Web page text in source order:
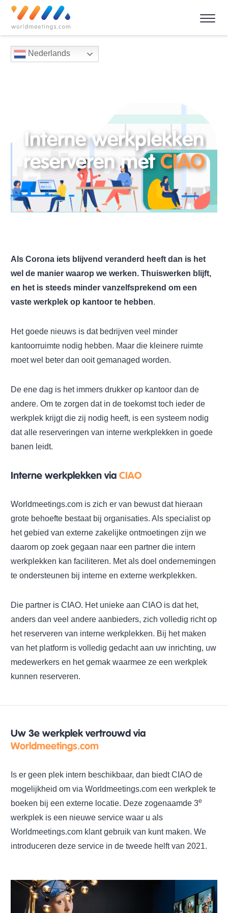
Nederlands
Interne werkplekken
reserveren metCIAO
Als Corona iets blijvend veranderd heeft dan is het
wel de manier waarop we werken. Thuiswerken blijft,
en het is steeds minder vanzelfsprekend om een
vaste werkplek op kantoor te hebben.
Het goede nieuws is dat bedrijven veel minder
kantoorruimte nodig hebben. Maar die kleinere ruimte
moet wel beter dan ooit gemanaged worden.
De ene dag is het immers drukker op kantoor dan de
andere. Om te zorgen dat in de toekomst toch ieder de
werkplek krijgt die zij nodig heeft, is een systeem nodig
dat alle reserveringen van interne werkplekken in goede
banen leidt.
Interne werkplekken via CIAO
Worldmeetings.com is zich er van bewust dat hieraan
grote behoefte bestaat bij organisaties. Als specialist op
het gebied van externe zakelijke ontmoetingen zijn we
daarom op zoek gegaan naar een partner die intern
werkplekken kan faciliteren. Met als doel ondernemingen
te ondersteunen bij interne en externe werkplekken.
Die partner is CIAO. Het unieke aan CIAO is dat het,
anders dan veel andere aanbieders, zich volledig richt op
het reserveren van interne werkplekken. Bij het maken
van het platform is volledig gedacht aan uw inrichting, uw
medewerkers en het gemak waarmee ze een werkplek
kunnen reserveren.
Uw 3e werkplek vertrouwd via
Worldmeetings.com
Is er geen plek intern beschikbaar, dan biedt CIAO de
mogelijkheid om via Worldmeetings.com een werkplek te
boeken bij een externe locatie. Deze zogenaamde 3e
werkplek is een nieuwe service waar u als
Worldmeetings.com klant gebruik van kunt maken. We
introduceren deze service in de tweede helft van 2021.